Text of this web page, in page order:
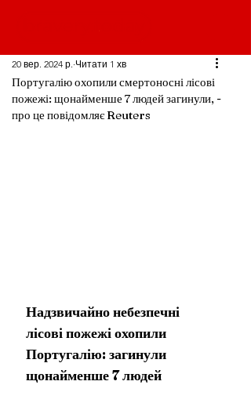
Португалію охопили смертоносні лісові
пожежі: щонайменше 7 людей загинули, -
про це повідомляє Reuters
20 вер. 2024 р. Читати 1 хв
Надзвичайно небезпечні
лісові пожежі охопили
Португалію: загинули
щонайменше 7 людей